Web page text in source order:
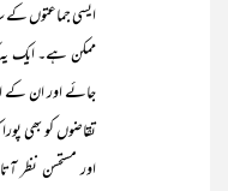
ایسی جماعتوں کے
ممکن ہے۔ ایک یہ
جائے اور ان کے
تقاضوں کو بھی
اور مستحسن نظر